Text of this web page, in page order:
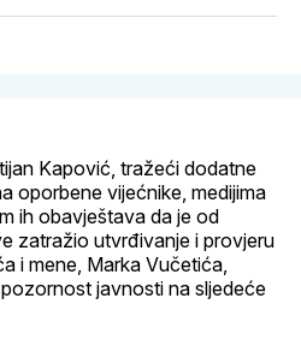
Kapović, tražeći dodatne
oporbene vijećnike, medijima
ih obavještava da je od
zatražio utvrđivanje i provjeru
i mene, Marka Vučetića,
javnosti na sljedeće